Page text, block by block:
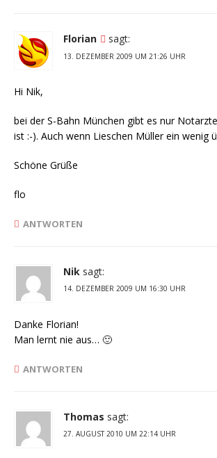
Florian sagt:
13. DEZEMBER 2009 UM 21:26 UHR
Hi Nik,
bei der S-Bahn München gibt es nur
ist :-). Auch wenn Lieschen Müller ein wenig
Schöne Grüße
flo
ANTWORTEN
Nik sagt:
14. DEZEMBER 2009 UM 16:30 UHR
Danke Florian!
Man lernt nie aus… 🙂
ANTWORTEN
Thomas sagt:
27. AUGUST 2010 UM 22:14 UHR